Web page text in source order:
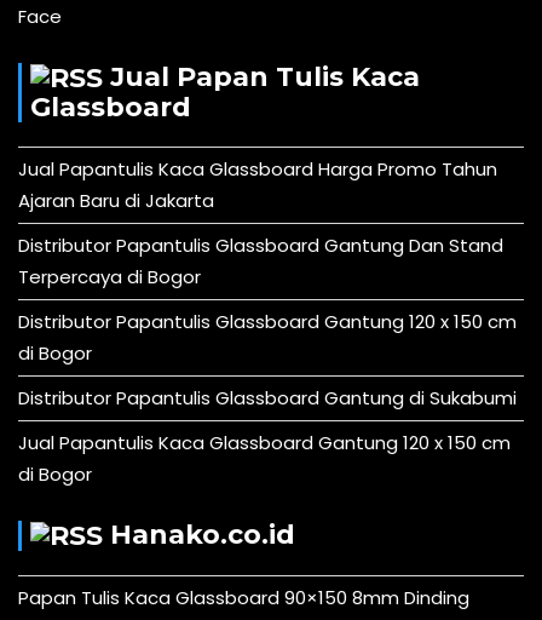
Face
Jual Papan Tulis Kaca
Glassboard
Jual Papantulis Kaca Glassboard Harga Promo Tahun
Ajaran Baru di Jakarta
Distributor Papantulis Glassboard Gantung Dan Stand
Terpercaya di Bogor
Distributor Papantulis Glassboard Gantung 120 x 150 cm
di Bogor
Distributor Papantulis Glassboard Gantung di Sukabumi
Jual Papantulis Kaca Glassboard Gantung 120 x 150 cm
di Bogor
Hanako.co.id
Papan Tulis Kaca Glassboard 90×150 8mm Dinding